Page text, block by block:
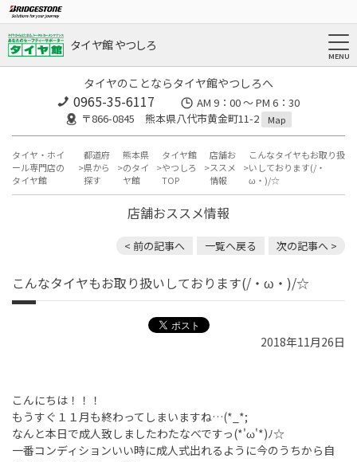
タイヤ館 やつしろ
タイヤのことならタイヤ館やつしろへ
0965-35-6117
AM 9：00 ～ PM 6：30
〒866-0845 熊本県八代市黄金町11-2
Map
タイヤ・ホイ
ール専門店の
タイヤ館
都道府
県から
探す
熊本県
のタイ
ヤ館
タイヤ館
やつしろ
TOP
店舗お
ススメ
情報
こんなタイヤもお取り扱
いしております(/・
ω・)/☆
店舗おススメ情報
< 前の記事へ 一覧へ戻る 次の記事へ >
こんなタイヤもお取り扱いしております(/・ω・)/☆
2018年11月26日
こんにちは！！！
もうすぐ１１月も終わってしまいますね…(*_*;
なんと本日で成人致しましたわたなべですっ(*'ω'*)ﾉ☆
一番コンディションいい時に成人式出れるように今のうちから自